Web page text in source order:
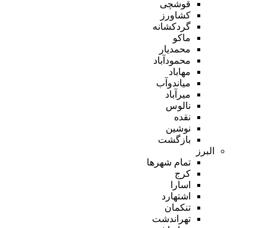
قوشچی
کشاورز
گردکشانه
ماکو
محمدیار
محمودآباد
مهاباد
میاندوآب
میرآباد
نالوس
نقده
نوشین
بازگشت
البرز
تمام شهر‌ها
کرج
اسارا
اشتهارد
تنکمان
تهراندشت